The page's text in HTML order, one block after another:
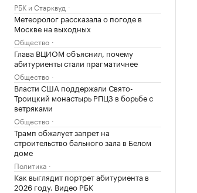
РБК и Старквуд
Метеоролог рассказала о погоде в
Москве на выходных
Общество
Глава ВЦИОМ объяснил, почему
абитуриенты стали прагматичнее
Общество
Власти США поддержали Свято-
Троицкий монастырь РПЦЗ в борьбе с
ветряками
Общество
Трамп обжалует запрет на
строительство бального зала в Белом
доме
Политика
Как выглядит портрет абитуриента в
2026 году. Видео РБК